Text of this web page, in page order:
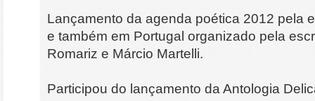
Lançamento da agenda poética 2012 pela
e também em Portugal organizado pela
Romariz e Márcio Martelli.
Participou do lançamento da Antologia